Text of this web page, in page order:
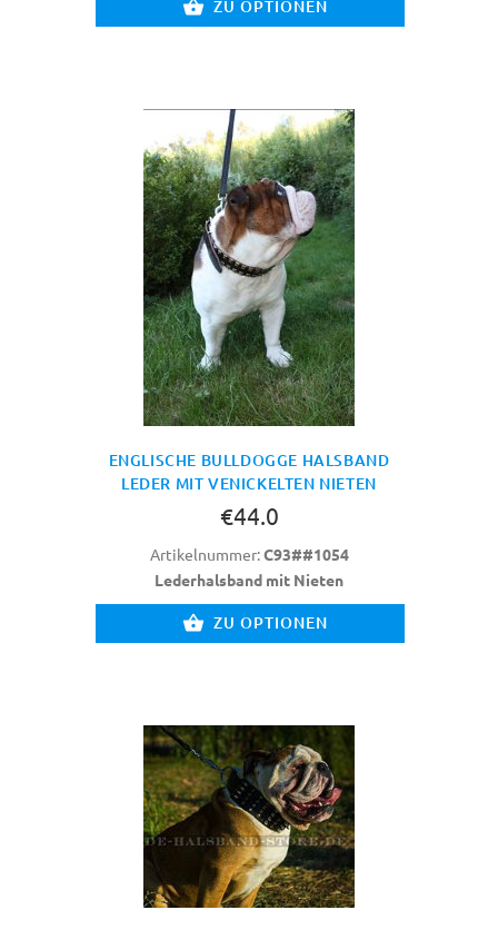
ZU OPTIONEN
ENGLISCHE BULLDOGGE HALSBAND
LEDER MIT VENICKELTEN NIETEN
€44.0
Artikelnummer:C93##1054
Lederhalsband mit Nieten
ZU OPTIONEN